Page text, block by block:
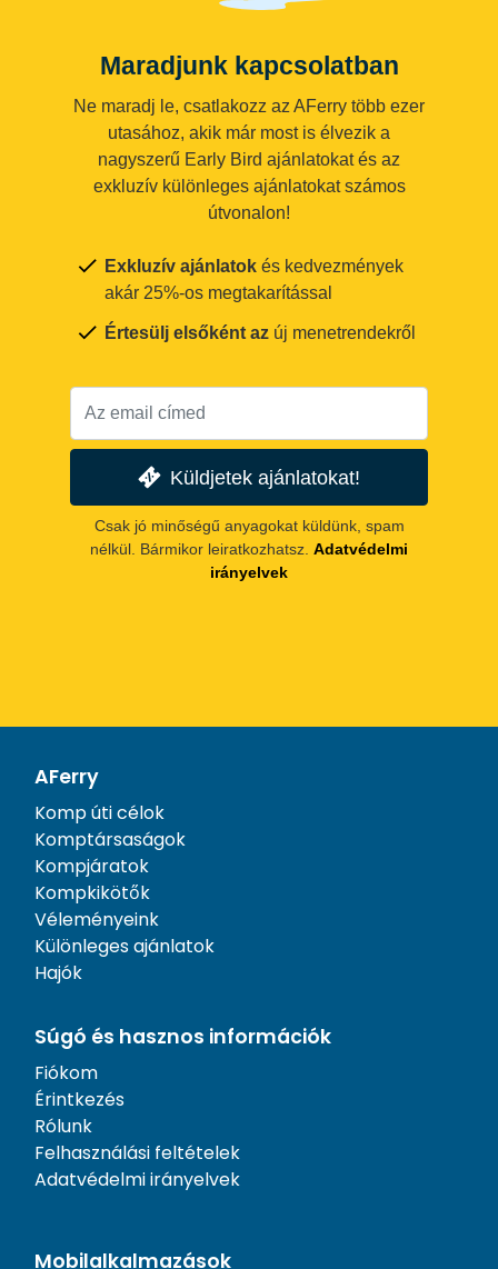
Maradjunk kapcsolatban
Ne maradj le, csatlakozz az AFerry több ezer
utasához, akik már most is élvezik a
nagyszerű Early Bird ajánlatokat és az
exkluzív különleges ajánlatokat számos
útvonalon!
Exkluzív ajánlatok és kedvezmények
akár 25%-os megtakarítással
Értesülj elsőként az új menetrendekről
Küldjetek ajánlatokat!
Csak jó minőségű anyagokat küldünk, spam
nélkül. Bármikor leiratkozhatsz. Adatvédelmi
irányelvek
AFerry
Komp úti célok
Komptársaságok
Kompjáratok
Kompkikötők
Véleményeink
Különleges ajánlatok
Hajók
Súgó és hasznos információk
Fiókom
Érintkezés
Rólunk
Felhasználási feltételek
Adatvédelmi irányelvek
Mobilalkalmazások